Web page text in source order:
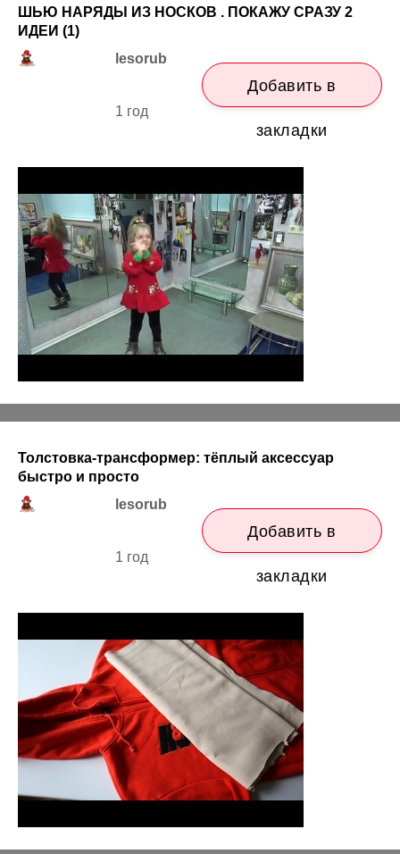
ШЬЮ НАРЯДЫ ИЗ НОСКОВ . ПОКАЖУ СРАЗУ 2
ИДЕИ (1)
lesorub
1 год
Добавить в
закладки
Толстовка-трансформер: тёплый аксессуар
быстро и просто
lesorub
1 год
Добавить в
закладки